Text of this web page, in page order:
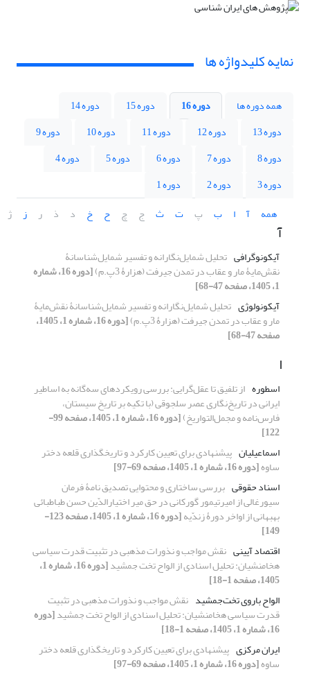
نمایه کلیدواژه ها
همه دوره ها دوره 16 دوره 15
دوره 14
دوره 13
دوره 12 دوره 11 دوره 10
دوره 9
دوره 8
دوره 7 دوره 6 دوره 5
دوره 4
دوره 3
دوره 2
دوره 1
همه
آ ا ب پ ت ث ج چ ح خ د ذ ر ز ژ
آ
آیکونوگرافی تحلیل شمایل‌نگارانه و تفسیر شمایل‌شناسانۀ
نقش‌مایۀ مار و عقاب در تمدن جیرفت (هزارۀ 3پ.م) [دوره 16، شماره
1، 1405، صفحه 47-68]
آیکونولوژی تحلیل شمایل‌نگارانه و تفسیر شمایل‌شناسانۀ نقش‌مایۀ
مار و عقاب در تمدن جیرفت (هزارۀ 3پ.م) [دوره 16، شماره 1، 1405،
صفحه 47-68]
ا
اسطوره از تلفیق تا عقل‌گرایی: بررسی رویکردهای سه‌گانه به اساطیر
ایرانی در تاریخ‌نگاری عصر سلجوقی (با تکیه بر تاریخ سیستان،
فارس‌نامه و مجمل‌التواریخ) [دوره 16، شماره 1، 1405، صفحه 99-
122]
اسماعیلیان پیشنهادی برای تعیین کارکرد و تاریخگذاری قلعه دختر
ساوه[دوره 16، شماره 1، 1405، صفحه 69-97]
اسناد حقوقی بررسی ساختاری و محتوایی تصدیق نامۀ فرمان
سیورغالی از امیرتیمور گورکانی در حق میر اختیارالدّین حسن طباطبائی
بهبهانی از اواخر دورۀ زندّیه [دوره 16، شماره 1، 1405، صفحه 123-
149]
اقتصاد آیینی نقش مواجب و نذورات مذهبی در تثبیت قدرت سیاسی
هخامنشیان: تحلیل اسنادی از الواح تخت جمشید [دوره 16، شماره 1،
1405، صفحه 1-18]
الواح باروی تخت‌جمشید نقش مواجب و نذورات مذهبی در تثبیت
قدرت سیاسی هخامنشیان: تحلیل اسنادی از الواح تخت جمشید[دوره
16، شماره 1، 1405، صفحه 1-18]
ایران مرکزی پیشنهادی برای تعیین کارکرد و تاریخگذاری قلعه دختر
ساوه[دوره 16، شماره 1، 1405، صفحه 69-97]